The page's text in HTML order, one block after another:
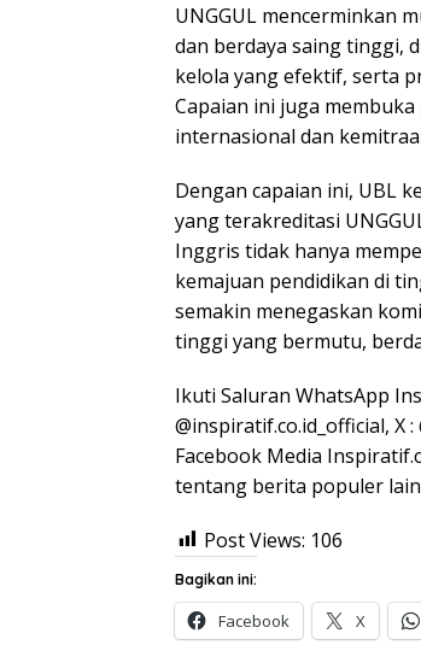
UNGGUL mencerminkan
dan berdaya saing tinggi,
kelola yang efektif, serta
Capaian ini juga
internasional dan
Dengan capaian ini, UBL
yang terakreditasi
Inggris tidak hanya
kemajuan pendidikan di
semakin menegaskan
tinggi yang bermutu,
Ikuti Saluran WhatsApp
@inspiratif.co.id_official, X
Facebook Media
tentang berita populer
Post Views: 106
Bagikan ini:
Facebook X